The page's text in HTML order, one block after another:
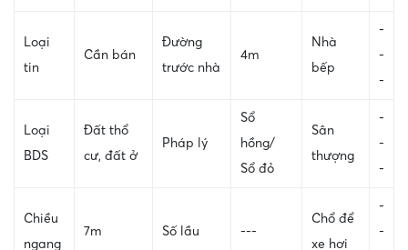
Loại
tin
Cần bán
Đường
trước nhà
4m
Nhà
bếp
-
-
-
Loại
BDS
Đất thổ
cư, đất ở
Pháp lý
Sổ
hồng/
Sổ đỏ
Sân
thượng
-
-
-
Chiều
ngang
7m Số lầu ---
Chổ để
xe hơi
-
-